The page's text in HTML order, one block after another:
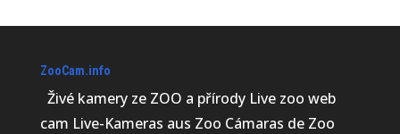
ZooCam.info
Živé kamery ze ZOO a přírody Live zoo web
cam Live-Kameras aus Zoo Cámaras de Zoo